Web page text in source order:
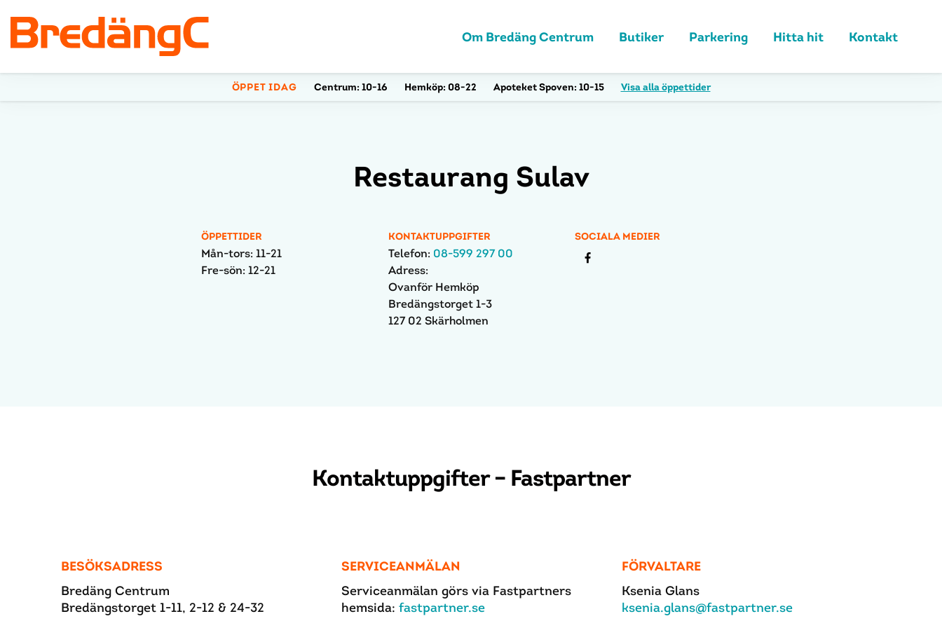
Om Bredäng Centrum Butiker Parkering Hitta hit Kontakt
ÖPPET IDAG Centrum:10-16 Hemköp:08-22 Apoteket Spoven:10-15 Visa alla öppettider
Restaurang Sulav
ÖPPETTIDER
Mån-tors: 11-21
Fre-sön: 12-21
KONTAKTUPPGIFTER
Telefon: 08-599 297 00
Adress:
Ovanför Hemköp
Bredängstorget 1-3
127 02 Skärholmen
SOCIALA MEDIER
Kontaktuppgifter – Fastpartner
BESÖKSADRESS
Bredäng Centrum
Bredängstorget 1-11, 2-12 & 24-32
SERVICEANMÄLAN
Serviceanmälan görs via Fastpartners
hemsida: fastpartner.se
FÖRVALTARE
Ksenia Glans
ksenia.glans@fastpartner.se